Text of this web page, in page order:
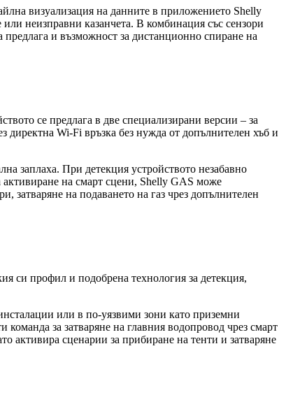
визуализация на данните в приложението Shelly
неизправни казанчета. В комбинация със сензори
и възможност за дистанционно спиране на
се предлага в две специализирани версии – за
директна Wi-Fi връзка без нужда от допълнителен хъб и
заплаха. При детекция устройството незабавно
активиране на смарт сцени, Shelly GAS може
затваряне на подаването на газ чрез допълнителен
си профил и подобрена технология за детекция,
или в по-уязвими зони като приземни
за затваряне на главния водопровод чрез смарт
активира сценарии за прибиране на тенти и затваряне